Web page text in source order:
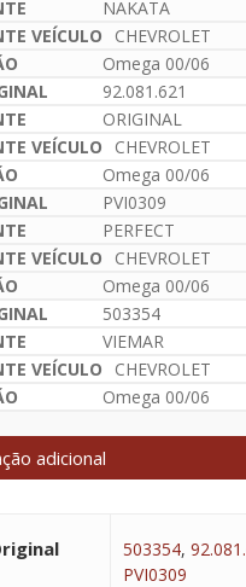
NAKATA
CHEVROLET
Omega 00/06
92.081.621
ORIGINAL
CHEVROLET
Omega 00/06
PVI0309
PERFECT
CHEVROLET
Omega 00/06
503354
VIEMAR
CHEVROLET
Omega 00/06
adicional
503354,
PVI0309